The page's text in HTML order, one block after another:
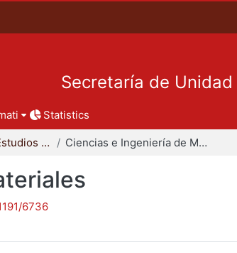
Secretaría de Unidad
Statistics
Coordinación de Estudios de Posgrado - CBI Ciencias e Ingeniería de Materiales
6736